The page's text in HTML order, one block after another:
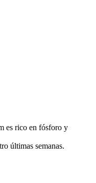
es rico en fósforo y
últimas semanas.